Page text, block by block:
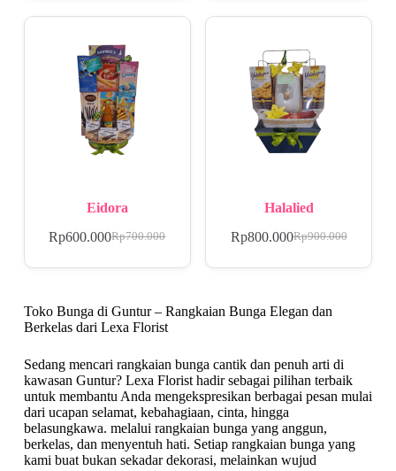
Eidora
Rp700.000
Rp600.000
Halalied
Rp900.000
Rp800.000
Toko Bunga di Guntur – Rangkaian Bunga Elegan dan
Berkelas dari Lexa Florist
Sedang mencari rangkaian bunga cantik dan penuh arti di
kawasan Guntur? Lexa Florist hadir sebagai pilihan terbaik
untuk membantu Anda mengekspresikan berbagai pesan mulai
dari ucapan selamat, kebahagiaan, cinta, hingga
belasungkawa. melalui rangkaian bunga yang anggun,
berkelas, dan menyentuh hati. Setiap rangkaian bunga yang
kami buat bukan sekadar dekorasi, melainkan wujud